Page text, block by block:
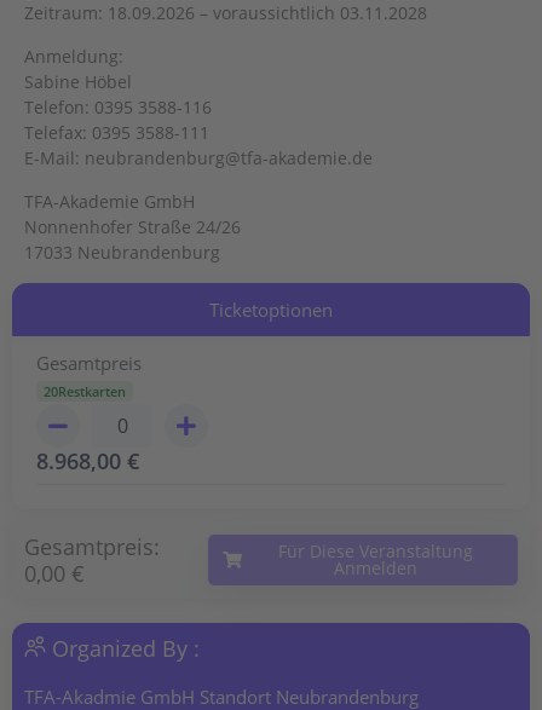
Zeitraum: 18.09.2026 – voraussichtlich 03.11.2028
Anmeldung:
Sabine Höbel
Telefon: 0395 3588-116
Telefax: 0395 3588-111
E-Mail: neubrandenburg@tfa-akademie.de
TFA-Akademie GmbH
Nonnenhofer Straße 24/26
17033 Neubrandenburg
Ticketoptionen
Gesamtpreis
20Restkarten
8.968,00 €
Gesamtpreis:
0,00 €
Für Diese Veranstaltung
Anmelden
Organized By :
TFA-Akadmie GmbH Standort Neubrandenburg